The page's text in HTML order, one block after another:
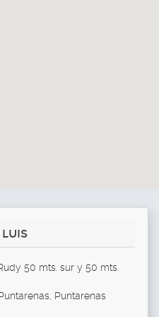
50 mts. sur y 50 mts.
Puntarenas